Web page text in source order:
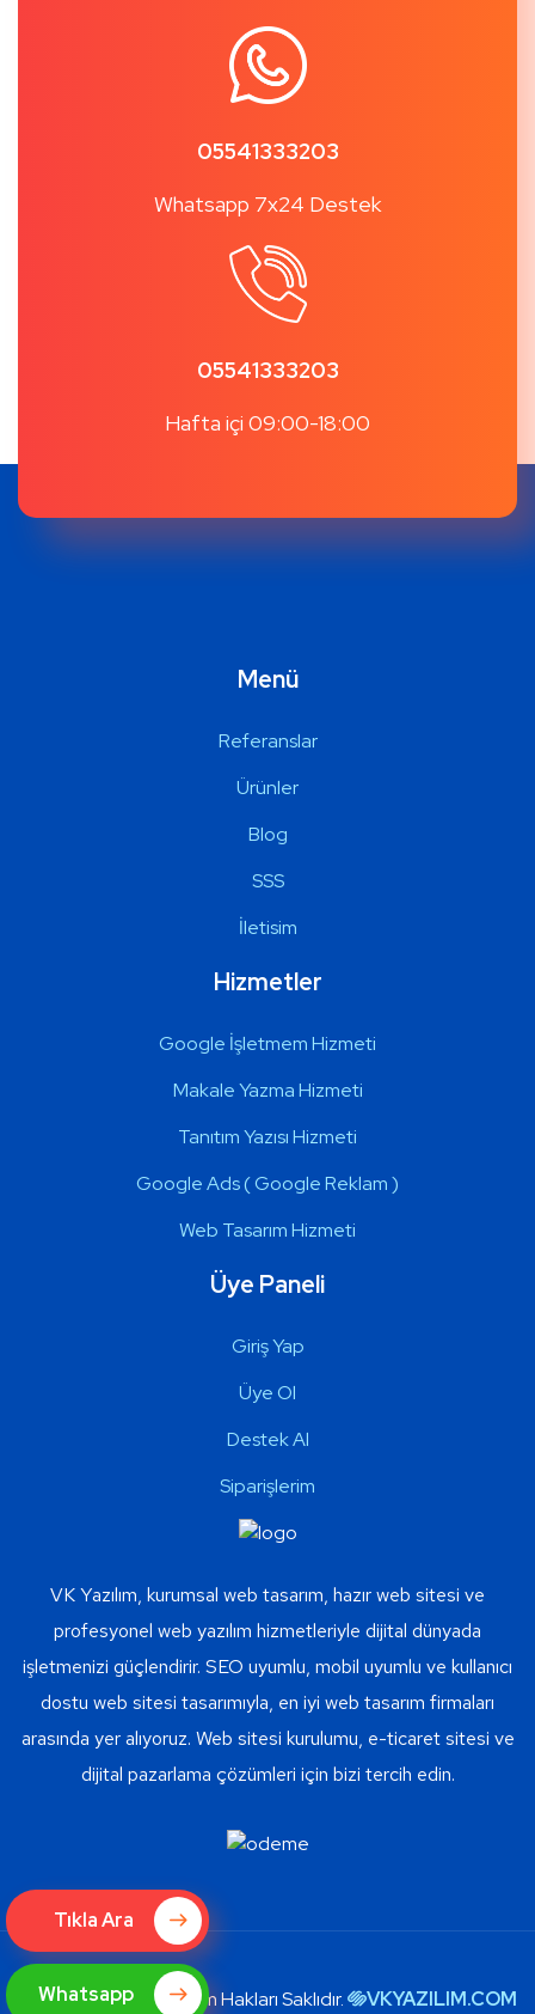
Tıkla Ara
Whatsapp
05541333203
Whatsapp 7x24 Destek
05541333203
Hafta içi 09:00-18:00
Menü
Referanslar
Ürünler
Blog
SSS
İletisim
Hizmetler
Google İşletmem Hizmeti
Makale Yazma Hizmeti
Tanıtım Yazısı Hizmeti
Google Ads ( Google Reklam )
Web Tasarım Hizmeti
Üye Paneli
Giriş Yap
Üye Ol
Destek Al
Siparişlerim
VK Yazılım, kurumsal web tasarım, hazır web sitesi ve
profesyonel web yazılım hizmetleriyle dijital dünyada
işletmenizi güçlendirir. SEO uyumlu, mobil uyumlu ve kullanıcı
dostu web sitesi tasarımıyla, en iyi web tasarım firmaları
arasında yer alıyoruz. Web sitesi kurulumu, e-ticaret sitesi ve
dijital pazarlama çözümleri için bizi tercih edin.
Copyright © 2024 Tüm Hakları Saklıdır. VKYAZILIM.COM